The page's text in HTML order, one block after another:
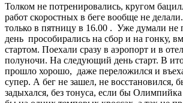
Толком не потренировались, кругом
работ скоростных в беге вообще не
только в пятницу в 16.00 . Уже думали не
день прособирались на сбор и на гонку,
стартом. Поехали сразу в аэропорт и в
полуночи. На следующий день старт. В
прошло хорошо, даже переложился и
супер. А бег не зашел, не восстановился,
задыхался, без тонуса, если бы